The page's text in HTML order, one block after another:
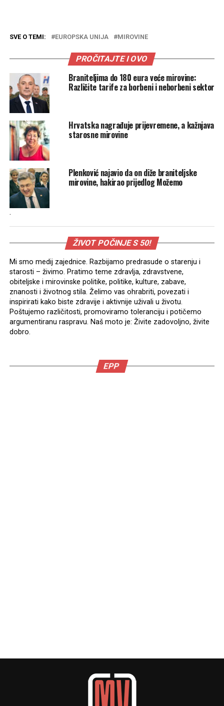
SVE O TEMI: EUROPSKA UNIJA MIROVINE
PROČITAJTE I OVO
Braniteljima do 180 eura veće mirovine:
Različite tarife za borbeni i neborbeni sektor
Hrvatska nagrađuje prijevremene, a kažnjava
starosne mirovine
Plenković najavio da on diže braniteljske
mirovine, hakirao prijedlog Možemo
.
ŽIVOT POČINJE S 50!
Mi smo medij zajednice. Razbijamo predrasude o starenju i
starosti – živimo. Pratimo teme zdravlja, zdravstvene,
obiteljske i mirovinske politike, politike, kulture, zabave,
znanosti i životnog stila. Želimo vas ohrabriti, povezati i
inspirirati kako biste zdravije i aktivnije uživali u životu.
Poštujemo različitosti, promoviramo toleranciju i potičemo
argumentiranu raspravu. Naš moto je: Živite zadovoljno, živite
dobro.
EPP